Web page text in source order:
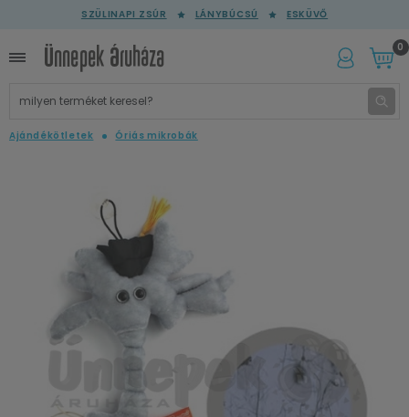
SZÜLINAPI ZSÚR LÁNYBÚCSÚ ESKÜVŐ
0
Ajándékötletek Óriás mikrobák